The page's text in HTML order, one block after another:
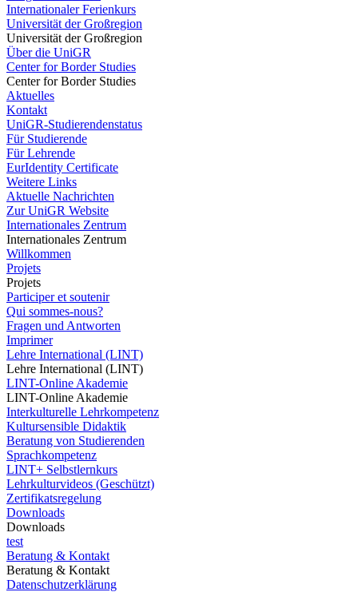
Internationaler Ferienkurs
Universität der Großregion
Universität der Großregion
Über die UniGR
Center for Border Studies
Center for Border Studies
Aktuelles
Kontakt
UniGR-Studierendenstatus
Für Studierende
Für Lehrende
EurIdentity Certificate
Weitere Links
Aktuelle Nachrichten
Zur UniGR Website
Internationales Zentrum
Internationales Zentrum
Willkommen
Projets
Projets
Participer et soutenir
Qui sommes-nous?
Fragen und Antworten
Imprimer
Lehre International (LINT)
Lehre International (LINT)
LINT-Online Akademie
LINT-Online Akademie
Interkulturelle Lehrkompetenz
Kultursensible Didaktik
Beratung von Studierenden
Sprachkompetenz
LINT+ Selbstlernkurs
Lehrkulturvideos (Geschützt)
Zertifikatsregelung
Downloads
Downloads
test
Beratung & Kontakt
Beratung & Kontakt
Datenschutzerklärung